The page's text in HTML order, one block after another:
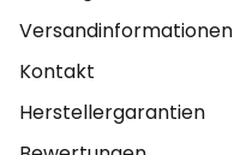
Versandinformationen
Kontakt
Herstellergarantien